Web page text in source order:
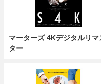
マーターズ 4Kデジタルリマ
ター